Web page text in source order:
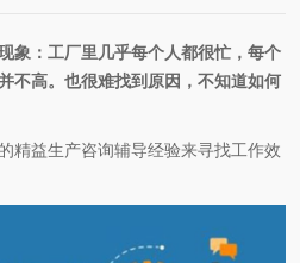
象：工厂里几乎每个人都很忙，每个
不高。也很难找到原因，不知道如何
精益生产咨询辅导经验来寻找工作效